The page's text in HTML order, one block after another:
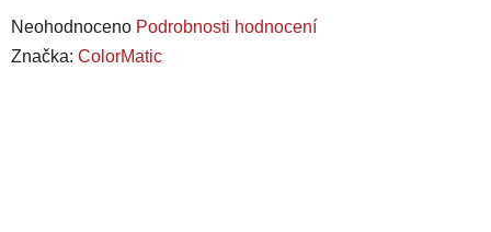
Průměrné
hodnocení
Neohodnoceno Podrobnosti hodnocení
Značka: ColorMatic